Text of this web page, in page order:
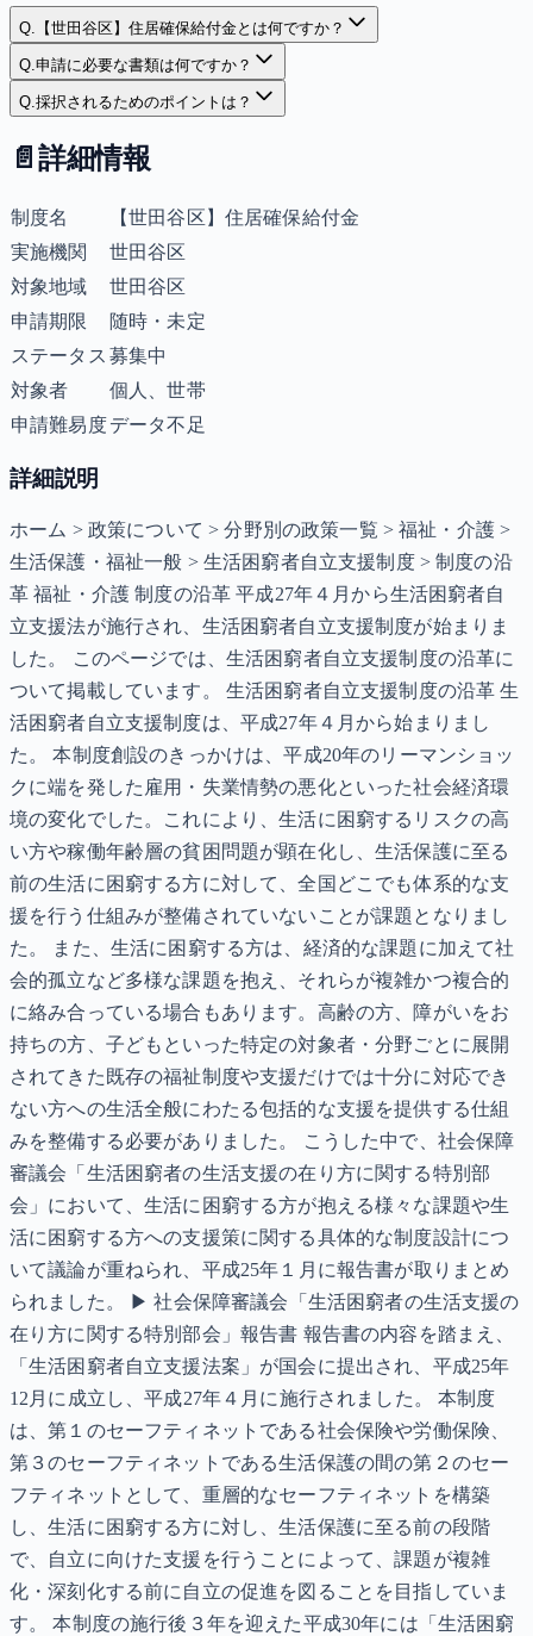
Q. 【世田谷区】住居確保給付金とは何ですか？
Q.申請に必要な書類は何ですか？
Q.採択されるためのポイントは？
📄 詳細情報
制度名
【世田谷区】住居確保給付金
実施機関
世田谷区
対象地域
世田谷区
申請期限
随時・未定
ステータス 募集中
対象者
個人、世帯
申請難易度データ不足
詳細説明
ホーム > 政策について > 分野別の政策一覧 > 福祉・介護 >
生活保護・福祉一般 > 生活困窮者自立支援制度 > 制度の沿
革 福祉・介護 制度の沿革 平成27年４月から生活困窮者自
立支援法が施行され、生活困窮者自立支援制度が始まりま
した。 このページでは、生活困窮者自立支援制度の沿革に
ついて掲載しています。 生活困窮者自立支援制度の沿革 生
活困窮者自立支援制度は、平成27年４月から始まりまし
た。 本制度創設のきっかけは、平成20年のリーマンショッ
クに端を発した雇用・失業情勢の悪化といった社会経済環
境の変化でした。これにより、生活に困窮するリスクの高
い方や稼働年齢層の貧困問題が顕在化し、生活保護に至る
前の生活に困窮する方に対して、全国どこでも体系的な支
援を行う仕組みが整備されていないことが課題となりまし
た。 また、生活に困窮する方は、経済的な課題に加えて社
会的孤立など多様な課題を抱え、それらが複雑かつ複合的
に絡み合っている場合もあります。高齢の方、障がいをお
持ちの方、子どもといった特定の対象者・分野ごとに展開
されてきた既存の福祉制度や支援だけでは十分に対応でき
ない方への生活全般にわたる包括的な支援を提供する仕組
みを整備する必要がありました。 こうした中で、社会保障
審議会「生活困窮者の生活支援の在り方に関する特別部
会」において、生活に困窮する方が抱える様々な課題や生
活に困窮する方への支援策に関する具体的な制度設計につ
いて議論が重ねられ、平成25年１月に報告書が取りまとめ
られました。 ▶ 社会保障審議会「生活困窮者の生活支援の
在り方に関する特別部会」報告書 報告書の内容を踏まえ、
「生活困窮者自立支援法案」が国会に提出され、平成25年
12月に成立し、平成27年４月に施行されました。 本制度
は、第１のセーフティネットである社会保険や労働保険、
第３のセーフティネットである生活保護の間の第２のセー
フティネットとして、重層的なセーフティネットを構築
し、生活に困窮する方に対し、生活保護に至る前の段階
で、自立に向けた支援を行うことによって、課題が複雑
化・深刻化する前に自立の促進を図ることを目指していま
す。 本制度の施行後３年を迎えた平成30年には「生活困窮